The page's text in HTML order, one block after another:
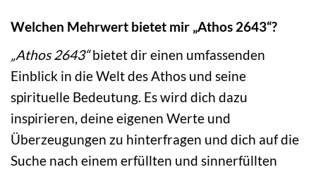
Welchen Mehrwert bietet mir „Athos 2643“?
„Athos 2643“bietet dir einen umfassenden
Einblick in die Welt des Athos und seine
spirituelle Bedeutung. Es wird dich dazu
inspirieren, deine eigenen Werte und
Überzeugungen zu hinterfragen und dich auf die
Suche nach einem erfüllten und sinnerfüllten